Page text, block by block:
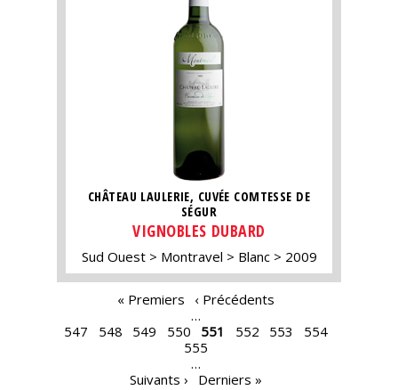
CHÂTEAU LAULERIE, CUVÉE COMTESSE DE
SÉGUR
VIGNOBLES DUBARD
Sud Ouest Montravel Blanc 2009
« Premiers
‹ Précédents
…
547
548 549 550 551 552 553
554
555
…
Suivants ›
Derniers »